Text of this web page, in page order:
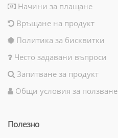
Начини за плащане
Връщане на продукт
Политика за бисквитки
Често задавани въпроси
Запитване за продукт
Общи условия за ползване
Полезно